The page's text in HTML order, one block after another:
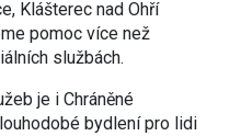
Klášterec nad Ohří
pomoc více než
službách.
je i Chráněné
bydlení pro lidi